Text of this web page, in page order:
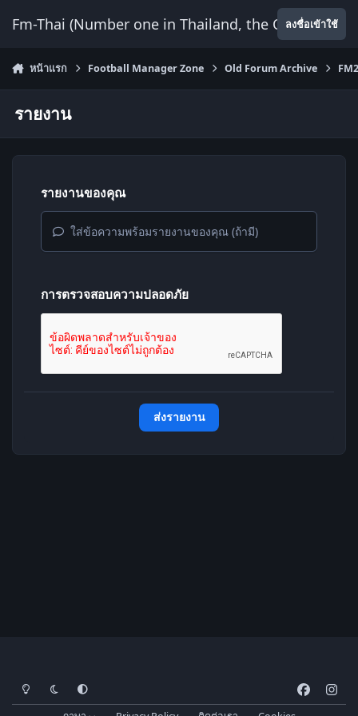
Fm-Thai (Number one in Thailand, the Onlyลงชื่อเข้าใช้
หน้าแรก Football Manager Zone Old Forum Archive
รายงาน
รายงานของคุณ
ใส่ข้อความพร้อมรายงานของคุณ (ถ้ามี)
การตรวจสอบความปลอดภัย
ส่งรายงาน
โหมดสว่างโหมดมืด การตั้งค่าระบบ
a
n